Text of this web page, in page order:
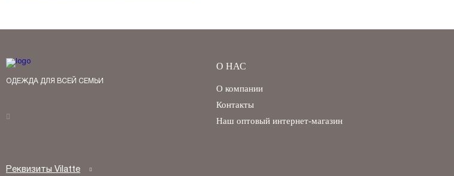
ОДЕЖДА ДЛЯ ВСЕЙ СЕМЬИ
Реквизиты Vilatte
О НАС
О компании
Контакты
Наш оптовый интернет-магазин